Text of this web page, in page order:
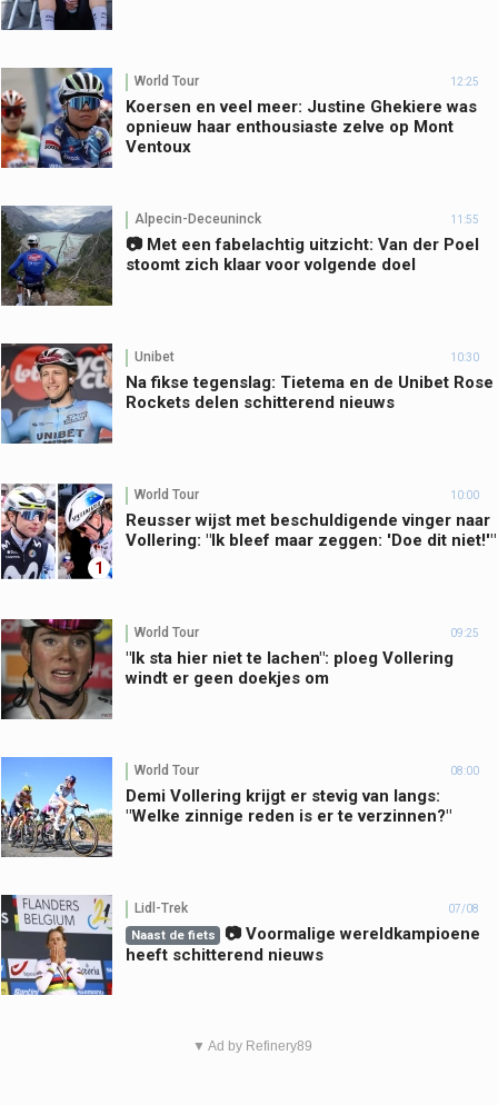
World Tour 12:25
Koersen en veel meer: Justine Ghekiere was
opnieuw haar enthousiaste zelve op Mont
Ventoux
Alpecin-Deceuninck 11:55
📷 Met een fabelachtig uitzicht: Van der Poel
stoomt zich klaar voor volgende doel
Unibet 10:30
Na fikse tegenslag: Tietema en de Unibet Rose
Rockets delen schitterend nieuws
1
World Tour 10:00
Reusser wijst met beschuldigende vinger naar
Vollering: "Ik bleef maar zeggen: 'Doe dit niet!'"
World Tour 09:25
"Ik sta hier niet te lachen": ploeg Vollering
windt er geen doekjes om
World Tour 08:00
Demi Vollering krijgt er stevig van langs:
"Welke zinnige reden is er te verzinnen?"
Lidl-Trek 07/08
Naast de fiets
📷 Voormalige wereldkampioene
heeft schitterend nieuws
▼ Ad by Refinery89